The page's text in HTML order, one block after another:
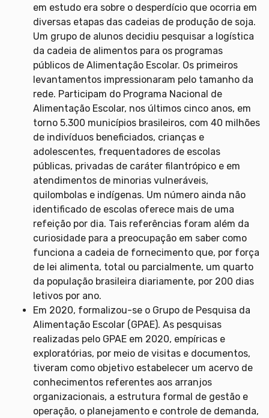
em estudo era sobre o desperdício que ocorria em
diversas etapas das cadeias de produção de soja.
Um grupo de alunos decidiu pesquisar a logística
da cadeia de alimentos para os programas
públicos de Alimentação Escolar. Os primeiros
levantamentos impressionaram pelo tamanho da
rede. Participam do Programa Nacional de
Alimentação Escolar, nos últimos cinco anos, em
torno 5.300 municípios brasileiros, com 40 milhões
de indivíduos beneficiados, crianças e
adolescentes, frequentadores de escolas
públicas, privadas de caráter filantrópico e em
atendimentos de minorias vulneráveis,
quilombolas e indígenas. Um número ainda não
identificado de escolas oferece mais de uma
refeição por dia. Tais referências foram além da
curiosidade para a preocupação em saber como
funciona a cadeia de fornecimento que, por força
de lei alimenta, total ou parcialmente, um quarto
da população brasileira diariamente, por 200 dias
letivos por ano.
Em 2020, formalizou-se o Grupo de Pesquisa da
Alimentação Escolar (GPAE). As pesquisas
realizadas pelo GPAE em 2020, empíricas e
exploratórias, por meio de visitas e documentos,
tiveram como objetivo estabelecer um acervo de
conhecimentos referentes aos arranjos
organizacionais, a estrutura formal de gestão e
operação, o planejamento e controle de demanda,